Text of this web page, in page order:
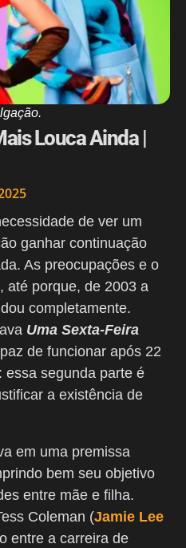
Louca Ainda |
de ver um
ganhar continuação
As preocupações e o
até porque, de 2003 a
completamente.
Uma Sexta-Feira
de funcionar após 22
essa segunda parte é
a existência de
em uma premissa
bem seu objetivo
entre mãe e filha.
Coleman (Jamie Lee
entre a carreira de